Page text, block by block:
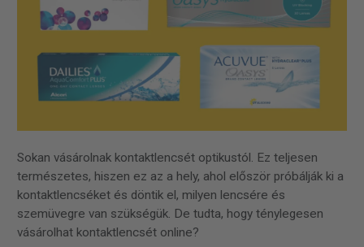
Sokan vásárolnak kontaktlencsét optikustól. Ez teljesen
természetes, hiszen ez az a hely, ahol először próbálják ki a
kontaktlencséket és döntik el, milyen lencsére és
szemüvegre van szükségük. De tudta, hogy ténylegesen
vásárolhat kontaktlencsét online?